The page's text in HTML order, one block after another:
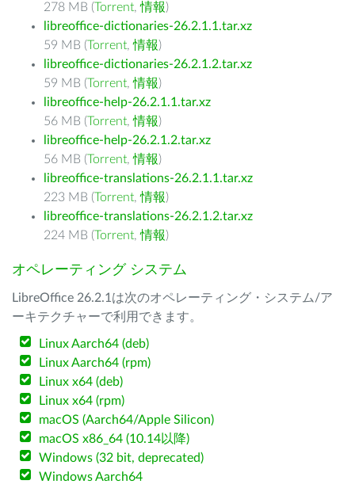
278 MB (Torrent,情報)
libreoffice-dictionaries-26.2.1.1.tar.xz
59 MB (Torrent,情報)
libreoffice-dictionaries-26.2.1.2.tar.xz
59 MB (Torrent,情報)
libreoffice-help-26.2.1.1.tar.xz
56 MB (Torrent,情報)
libreoffice-help-26.2.1.2.tar.xz
56 MB (Torrent,情報)
libreoffice-translations-26.2.1.1.tar.xz
223 MB (Torrent,情報)
libreoffice-translations-26.2.1.2.tar.xz
224 MB (Torrent,情報)
オペレーティング システム
LibreOffice 26.2.1は次のオペレーティング・システム/ア
ーキテクチャーで利用できます。
Linux Aarch64 (deb)
Linux Aarch64 (rpm)
Linux x64 (deb)
Linux x64 (rpm)
macOS (Aarch64/Apple Silicon)
macOS x86_64 (10.14以降)
Windows (32 bit, deprecated)
Windows Aarch64